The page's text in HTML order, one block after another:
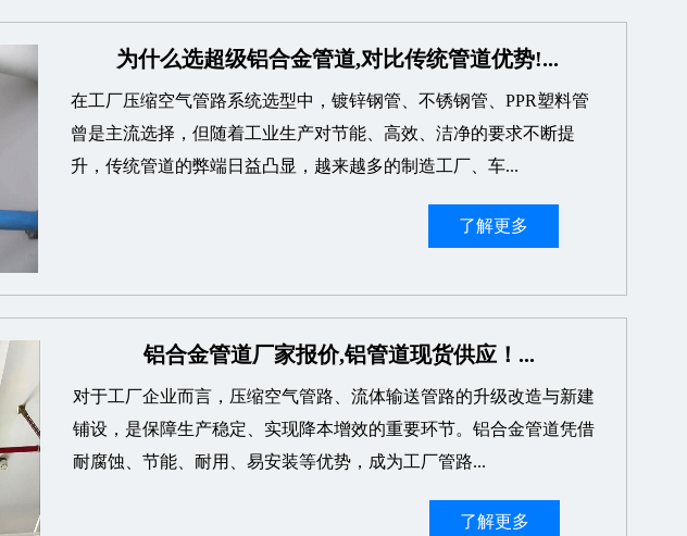
为什么选超级铝合金管道,对比传统管道优势!...
在工厂压缩空气管路系统选型中，镀锌钢管、不锈钢管、PPR塑料管
曾是主流选择，但随着工业生产对节能、高效、洁净的要求不断提
升，传统管道的弊端日益凸显，越来越多的制造工厂、车...
了解更多
铝合金管道厂家报价,铝管道现货供应！...
对于工厂企业而言，压缩空气管路、流体输送管路的升级改造与新建
铺设，是保障生产稳定、实现降本增效的重要环节。铝合金管道凭借
耐腐蚀、节能、耐用、易安装等优势，成为工厂管路...
了解更多